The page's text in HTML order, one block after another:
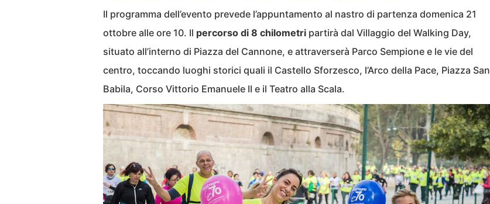
Il programma dell’evento prevede l’appuntamento al nastro di partenza domenica 21
ottobre alle ore 10. Il percorso di 8 chilometri partirà dal Villaggio del Walking Day,
situato all’interno di Piazza del Cannone, e attraverserà Parco Sempione e le vie del
centro, toccando luoghi storici quali il Castello Sforzesco, l’Arco della Pace, Piazza San
Babila, Corso Vittorio Emanuele II e il Teatro alla Scala.